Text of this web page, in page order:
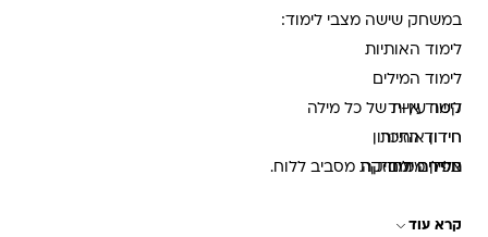
במשחק שישה מצבי לימוד:
לימוד האותיות
לימוד המילים
לימוד איות של כל מילה
חידון אותיות
חידון מילים
המשחק מעודד את התכונות הבאות:
קשר עין-יד
חידוד הזיכרון
צלילים ומוזיקה
זיהוי אותיות ומילים
תפירה מחוזקת מסביב ללוח.
קרא עוד